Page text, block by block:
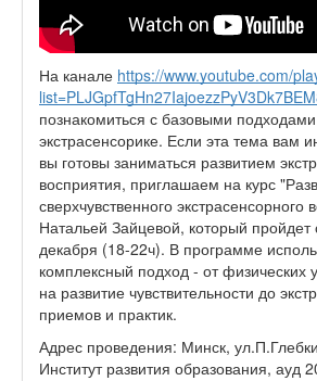
На канале https://www.youtube.com/
познакомиться с базовыми
экстрасенсорике. Если эта тема вам
вы готовы заниматься развитием
восприятия, приглашаем на курс
сверхчувственного экстрасенсорного
Натальей Зайцевой, который пройдет
декабря (18-22ч). В программе
комплексный подход - от физических
на развитие чувствительности до
приемов и практик.
Адрес проведения: Минск,
Институт развития образования, ауд